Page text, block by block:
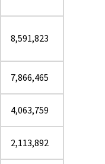
8,591,823
7,866,465
4,063,759
2,113,892